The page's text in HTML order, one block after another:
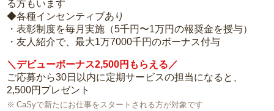
る方もいます
◆各種インセンティブあり
・表彰制度を毎月実施（5千円〜1万円の報奨金を授与）
・友人紹介で、最大1万7000千円のボーナス付与
＼デビューボーナス2,500円もらえる／
ご応募から30日以内に定期サービスの担当になると、
2,500円プレゼント
CaSyで新たにお仕事をスタートされる方が対象です